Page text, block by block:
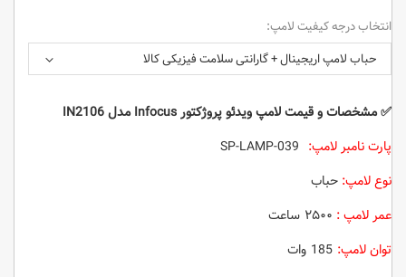
انتخاب درجه کیفیت لامپ:
حباب لامپ اریجینال + گارانتی سلامت فیزیکی کالا
✅مشخصات و قیمت لامپ ویدئو پروژکتور Infocus مدل IN2106
پارت نامبر لامپ:
نوع لامپ: حباب
عمر لامپ : ۲۵۰۰ ساعت
توان لامپ: